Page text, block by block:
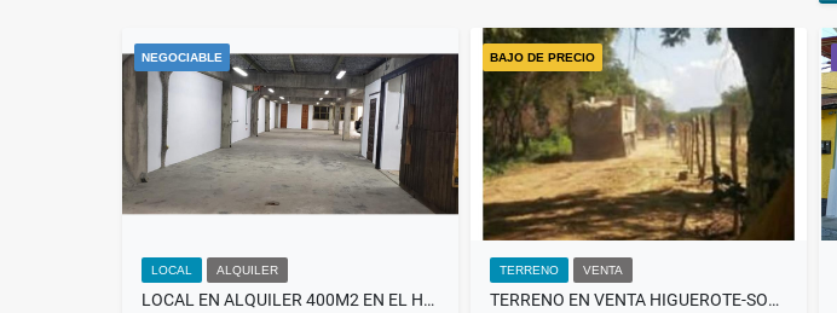
NEGOCIABLE
LOCAL ALQUILER
LOCAL EN ALQUILER 400M2 EN EL HATILLO $3.000 RH
BAJO DE PRECIO
TERRENO VENTA
TERRENO EN VENTA HIGUEROTE-SOTILLO ML